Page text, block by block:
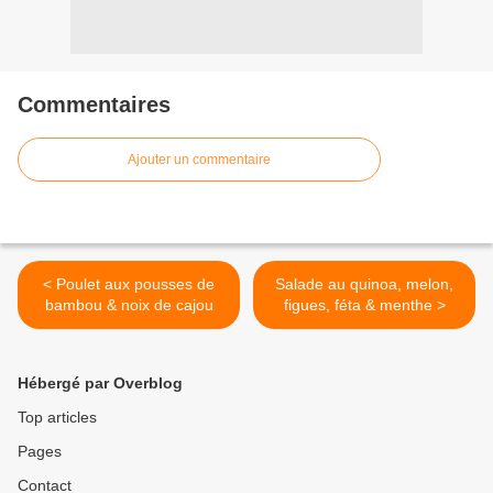
Commentaires
Ajouter un commentaire
< Poulet aux pousses de
bambou & noix de cajou
Salade au quinoa, melon,
figues, féta & menthe >
Hébergé par Overblog
Top articles
Pages
Contact